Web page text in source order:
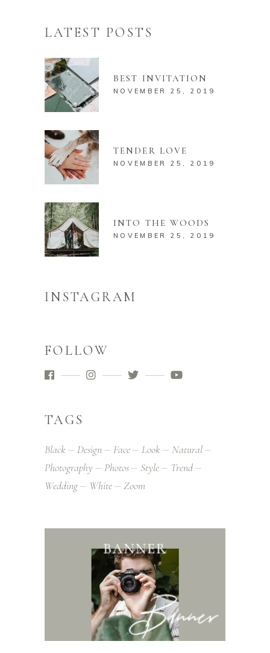
LATEST POSTS
BEST INVITATION
NOVEMBER 25, 2019
TENDER LOVE
NOVEMBER 25, 2019
INTO THE WOODS
NOVEMBER 25, 2019
INSTAGRAM
FOLLOW
TAGS
Black Design Face Look
Natural
Photography
Photos Style
Trend
Wedding
White Zoom